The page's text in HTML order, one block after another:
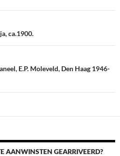
ca.1900.
E.P. Moleveld, Den Haag 1946-
AANWINSTEN GEARRIVEERD?